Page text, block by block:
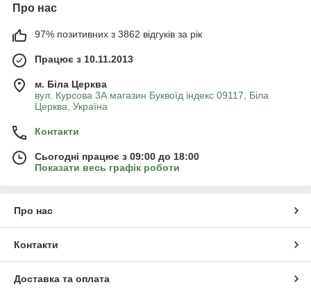
Про нас
97% позитивних з 3862 відгуків за рік
Працює з 10.11.2013
м. Біла Церква
вул. Курсова 3А магазин Буквоїд індекс 09117, Біла
Церква, Україна
Контакти
Сьогодні працює з 09:00 до 18:00
Показати весь графік роботи
Про нас
Контакти
Доставка та оплата